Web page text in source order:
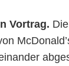
Vortrag.